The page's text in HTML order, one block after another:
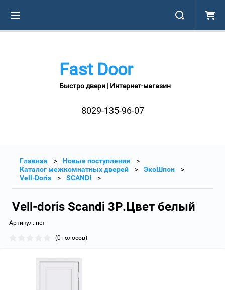
Fast Door
Быстро двери | Интернет-магазин
8029-135-96-07
Главная
Новые поступления
Каталог межкомнатных дверей
ЭкоШпон
Vell-Doris
SCANDI
Vell-doris Scandi 3P.Цвет белый
Артикул: нет
(0 голосов)